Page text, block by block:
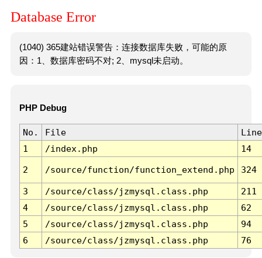
Database Error
(1040) 365建站错误警告：连接数据库失败，可能的原
因：1、数据库密码不对; 2、mysql未启动。
PHP Debug
No. File
Line
1
/index.php 14
2 /source/function/function_extend.php 324
3 /source/class/jzmysql.class.php
211
4
/source/class/jzmysql.class.php
62
5
/source/class/jzmysql.class.php
94
6
/source/class/jzmysql.class.php 76